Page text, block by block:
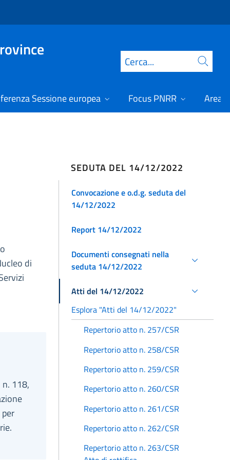
Cerca
Sessione europea Focus PNRR Area
di
118,
SEDUTA DEL 14/12/2022
Convocazione e o.d.g. seduta del
14/12/2022
Report 14/12/2022
Documenti consegnati nella
seduta 14/12/2022
Atti del 14/12/2022
Esplora "Atti del 14/12/2022"
Repertorio atto n. 257/CSR
Repertorio atto n. 258/CSR
Repertorio atto n. 259/CSR
Repertorio atto n. 260/CSR
Repertorio atto n. 261/CSR
Repertorio atto n. 262/CSR
Repertorio atto n. 263/CSR